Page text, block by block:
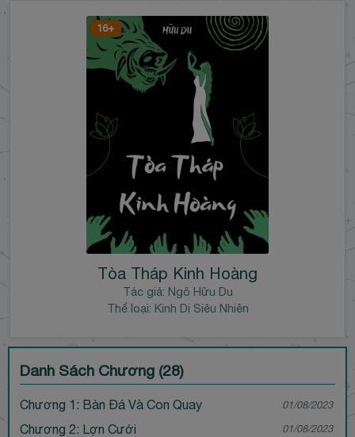
16+
Tòa Tháp Kinh Hoàng
Tác giả: Ngô Hữu Du
Thể loại: Kinh Dị Siêu Nhiên
Danh Sách Chương (28)
Chương 1: Bàn Đá Và Con Quay 01/08/2023
Chương 2: Lợn Cưới 01/08/2023